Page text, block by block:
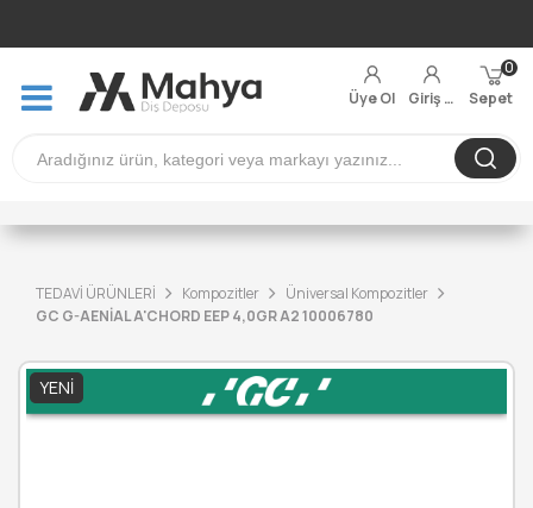
Üye Ol Giriş Yap Sepet
0
TEDAVİ ÜRÜNLERİ Kompozitler
Üniversal Kompozitler
GC G-AENİAL A'CHORD EEP 4,0GR A2 10006780
YENI